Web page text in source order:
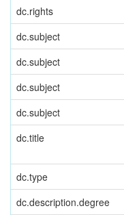
dc.rights
dc.subject
dc.subject
dc.subject
dc.subject
dc.title
dc.type
dc.description.degree